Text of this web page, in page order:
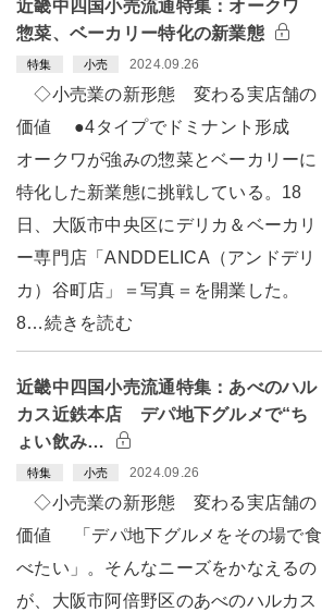
近畿中四国小売流通特集：オークワ
惣菜、ベーカリー特化の新業態
特集 小売 2024.09.26
◇小売業の新形態 変わる実店舗の
価値 ●4タイプでドミナント形成
オークワが強みの惣菜とベーカリーに
特化した新業態に挑戦している。18
日、大阪市中央区にデリカ＆ベーカリ
ー専門店「ANDDELICA（アンドデリ
カ）谷町店」＝写真＝を開業した。
8…続きを読む
近畿中四国小売流通特集：あべのハル
カス近鉄本店 デパ地下グルメで“ち
ょい飲み…
特集 小売 2024.09.26
◇小売業の新形態 変わる実店舗の
価値 「デパ地下グルメをその場で食
べたい」。そんなニーズをかなえるの
が、大阪市阿倍野区のあべのハルカス